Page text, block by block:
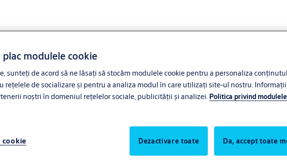
modulele cookie
sunteți de acord să ne lăsați să stocăm modulele cookie pentru a personaliza
rețelele de socializare și pentru a analiza modul în care utilizați site-ul nostru.
noștri în domeniul rețelelor sociale, publicității și analizei. Politica privind
Dezactivare toate Da, accept toate